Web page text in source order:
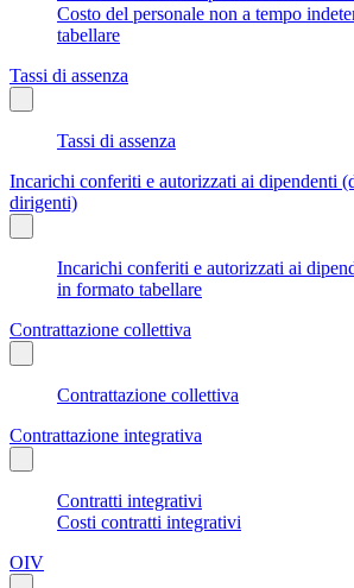
Costo del personale non a tempo
tabellare
Tassi di assenza
Tassi di assenza
Incarichi conferiti e autorizzati ai dipendenti
dirigenti)
Incarichi conferiti e autorizzati ai
in formato tabellare
Contrattazione collettiva
Contrattazione collettiva
Contrattazione integrativa
Contratti integrativi
Costi contratti integrativi
OIV